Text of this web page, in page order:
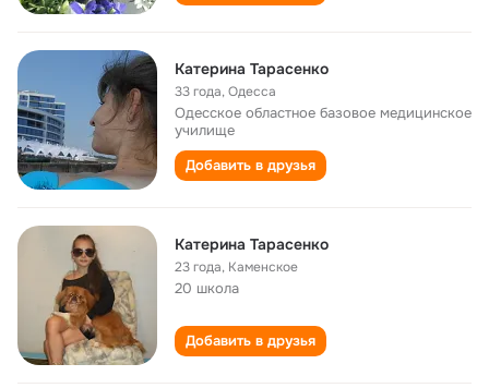
Катерина Тарасенко
33 года,Одесса
Одесское областное базовое медицинское
училище
Добавить в друзья
Катерина Тарасенко
23 года, Каменское
20 школа
Добавить в друзья